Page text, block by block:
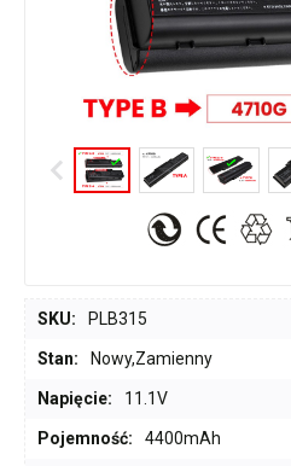
SKU: PLB315
Stan: Nowy,Zamienny
Napięcie: 11.1V
Pojemność: 4400mAh